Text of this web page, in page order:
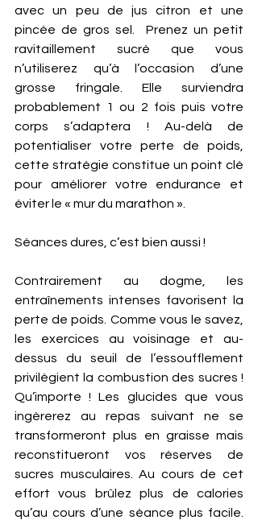
avec un peu de jus citron et une
pincée de gros sel.  Prenez un petit
ravitaillement sucré que vous
n’utiliserez qu’à l’occasion d’une
grosse fringale. Elle surviendra
probablement 1 ou 2 fois puis votre
corps s’adaptera ! Au-delà de
potentialiser votre perte de poids,
cette stratégie constitue un point clé
pour améliorer votre endurance et
éviter le « mur du marathon ».
Séances dures, c’est bien aussi !
Contrairement au dogme, les
entraînements intenses favorisent la
perte de poids. Comme vous le savez,
les exercices au voisinage et au-
dessus du seuil de l’essoufflement
privilégient la combustion des sucres !
Qu’importe ! Les glucides que vous
ingèrerez au repas suivant ne se
transformeront plus en graisse mais
reconstitueront vos réserves de
sucres musculaires. Au cours de cet
effort vous brûlez plus de calories
qu’au cours d’une séance plus facile.